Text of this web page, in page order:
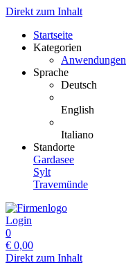
Direkt zum Inhalt
Startseite
Kategorien
Anwendungen
Sprache
Deutsch
English
Italiano
Standorte
Gardasee
Sylt
Travemünde
Login
0
€ 0,00
Direkt zum Inhalt